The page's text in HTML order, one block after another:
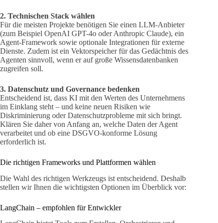
2. Technischen Stack wählen
Für die meisten Projekte benötigen Sie einen LLM-Anbieter
(zum Beispiel OpenAI GPT-4o oder Anthropic Claude), ein
Agent-Framework sowie optionale Integrationen für externe
Dienste. Zudem ist ein Vektorspeicher für das Gedächtnis des
Agenten sinnvoll, wenn er auf große Wissensdatenbanken
zugreifen soll.
3. Datenschutz und Governance bedenken
Entscheidend ist, dass KI mit den Werten des Unternehmens
im Einklang steht – und keine neuen Risiken wie
Diskriminierung oder Datenschutzprobleme mit sich bringt.
Klären Sie daher von Anfang an, welche Daten der Agent
verarbeitet und ob eine DSGVO-konforme Lösung
erforderlich ist.
Die richtigen Frameworks und Plattformen wählen
Die Wahl des richtigen Werkzeugs ist entscheidend. Deshalb
stellen wir Ihnen die wichtigsten Optionen im Überblick vor:
LangChain – empfohlen für Entwickler